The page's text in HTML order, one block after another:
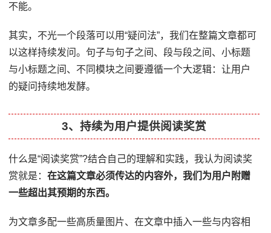
不能。
其实，不光一个段落可以用“疑问法”，我们在整篇文章都可
以这样持续发问。句子与句子之间、段与段之间、小标题
与小标题之间、不同模块之间要遵循一个大逻辑：让用户
的疑问持续地发酵。
3、持续为用户提供阅读奖赏
什么是“阅读奖赏”?结合自己的理解和实践，我认为阅读奖
赏就是：在这篇文章必须传达的内容外，我们为用户附赠
一些超出其预期的东西。
为文章多配一些高质量图片、在文章中插入一些与内容相